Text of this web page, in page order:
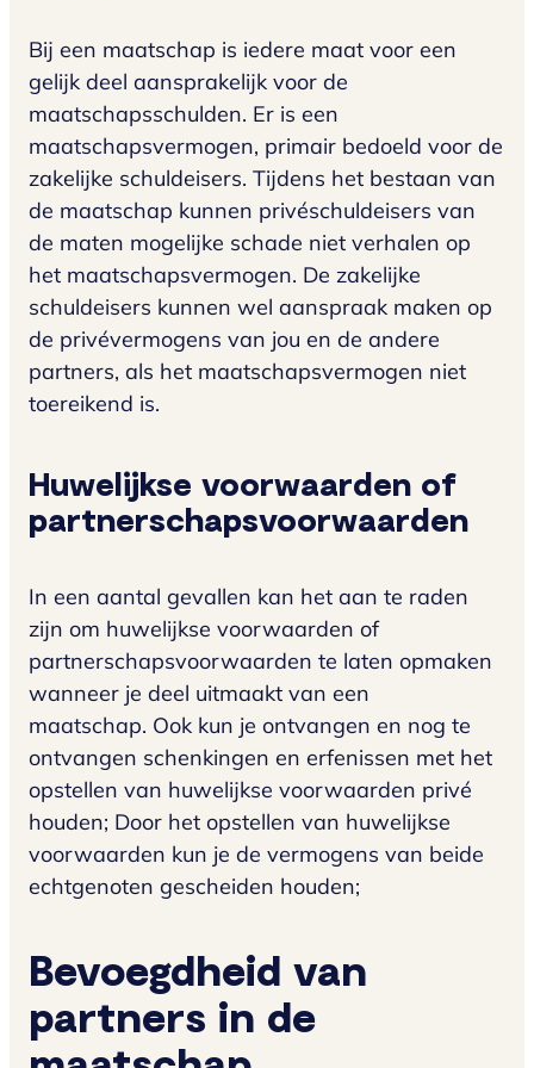
Bij een maatschap is iedere maat voor een
gelijk deel aansprakelijk voor de
maatschapsschulden. Er is een
maatschapsvermogen, primair bedoeld voor de
zakelijke schuldeisers. Tijdens het bestaan van
de maatschap kunnen privéschuldeisers van
de maten mogelijke schade niet verhalen op
het maatschapsvermogen. De zakelijke
schuldeisers kunnen wel aanspraak maken op
de privévermogens van jou en de andere
partners, als het maatschapsvermogen niet
toereikend is.
Huwelijkse voorwaarden of
partnerschapsvoorwaarden
In een aantal gevallen kan het aan te raden
zijn om huwelijkse voorwaarden of
partnerschapsvoorwaarden te laten opmaken
wanneer je deel uitmaakt van een
maatschap. Ook kun je ontvangen en nog te
ontvangen schenkingen en erfenissen met het
opstellen van huwelijkse voorwaarden privé
houden; Door het opstellen van huwelijkse
voorwaarden kun je de vermogens van beide
echtgenoten gescheiden houden;
Bevoegdheid van
partners in de